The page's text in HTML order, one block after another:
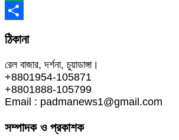
WhatsApp
Share
ঠিকানা
রেল বাজার, দর্শনা, চুয়াডাঙ্গা।
+8801954-105871
+8801888-105799
Email : padmanews1@gmail.com
সম্পাদক ও প্রকাশক